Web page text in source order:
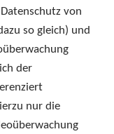
von
so gleich) und
der
nur die